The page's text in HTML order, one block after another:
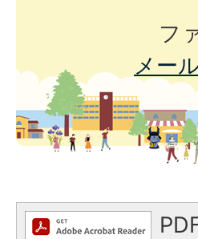
フ
メー